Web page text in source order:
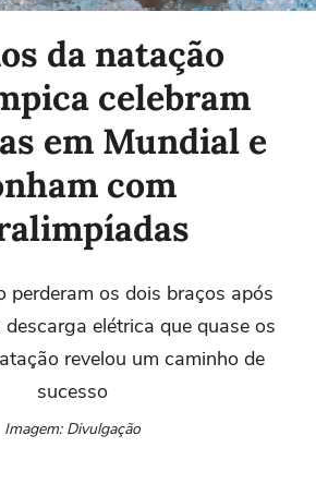
da natação
celebram
em Mundial e
com
perderam os dois braços após
descarga elétrica que quase os
revelou um caminho de
sucesso
Imagem: Divulgação